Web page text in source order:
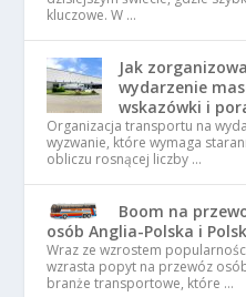
kluczowe. W …
Jak
wydarzenie
wskazówki i
Organizacja transportu na
wyzwanie, które wymaga
obliczu rosnącej liczby …
Boom na
osób Anglia-Polska i
Wraz ze wzrostem
wzrasta popyt na przewóz
branże transportowe, które …